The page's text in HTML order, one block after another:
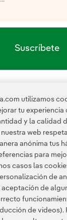
Suscríbete
externo, se abre
protegida por
y los
Política de Privacidad
utilizamos
tu experiencia
y la calidad
web
anónima tus
para
casos las
de
aceptación de
de videos).